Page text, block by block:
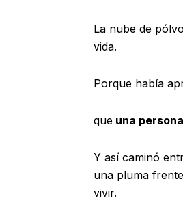
La nube de
vida.
Porque había
que una
Y así caminó
una pluma
vivir.